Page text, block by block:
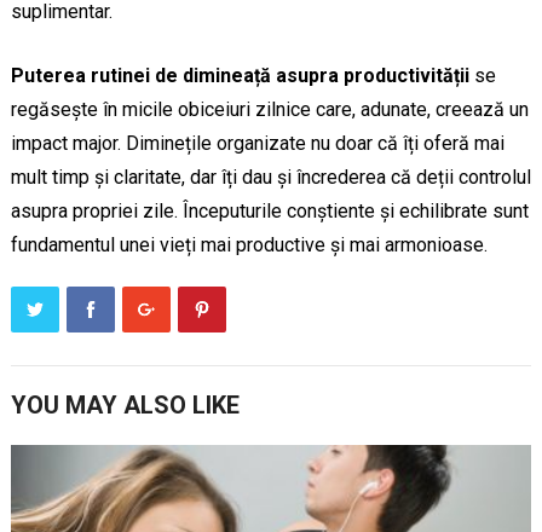
suplimentar.
Puterea rutinei de dimineață asupra productivitățiise
regăsește în micile obiceiuri zilnice care, adunate, creează un
impact major. Diminețile organizate nu doar că îți oferă mai
mult timp și claritate, dar îți dau și încrederea că deții controlul
asupra propriei zile. Începuturile conștiente și echilibrate sunt
fundamentul unei vieți mai productive și mai armonioase.
YOU MAY ALSO LIKE